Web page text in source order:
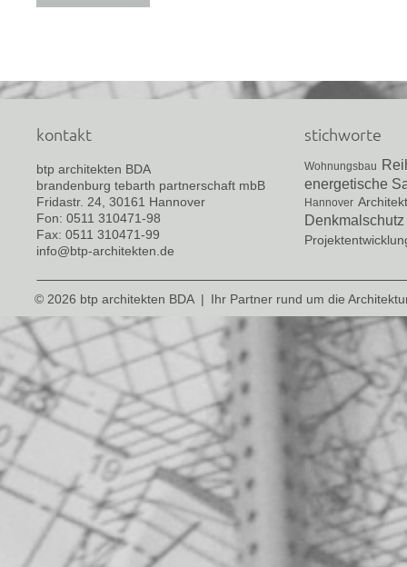
kontakt
btp architekten BDA
brandenburg tebarth partnerschaft mbB
Fridastr. 24, 30161 Hannover
Fon: 0511 310471-98
Fax: 0511 310471-99
info@btp-architekten.de
stichworte
Wohnungsbau
energetische
Hannover
Denkmalschutz
© 2026 btp architekten BDA | Ihr Partner rund um die